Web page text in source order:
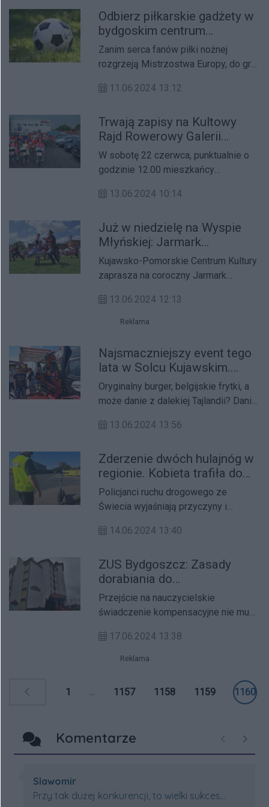
mundurowych oraz podmiotów
odpowiedzialnych za zapewnienie
bezpieczeństwa na terenie RP.
Odbierz piłkarskie gadżety w
bydgoskim centrum
handlowym
Zanim serca fanów piłki nożnej
rozgrzeją Mistrzostwa Europy, do gry
nasza reprezentacja rozpocznie
już teraz czekają na Was w CH Focus
prawdziwe, przedmeczowe atrakcje!
Odwiedźcie naszą galerię w dniach
14-15 czerwca i weźcie udział w
nagrodę za zrealizowane zakupy!
11.06.2024 13:12
Trwają zapisy na Kultowy
Rajd Rowerowy Galerii
Pomorskiej
W sobotę 22 czerwca, punktualnie o
godzinie 12.00 mieszkańcy
paletonie spod Galerii Pomorskiej, w
organizowany już po nas czternasty
przez galerię oraz Stowarzyszenie
Bydgoska Masa Krytyczna, co roku
gromadzi setki dużych i małych
wspólnym zamiłowaniem do
Na mecie czekać będzie rodzinny
wydarzenie będzie miało wymiar
charytatywny.
13.06.2024 10:14
Już w niedzielę na Wyspie
Młyńskiej: Jarmark
Świętojański. Będzie się
działo!
Kujawsko-Pomorskie Centrum Kultury
zaprasza na coroczny Jarmark
Bydgoszczy. Twórcy ludowi,
rękodzielnicy, artyści szukający
szacunku do natury, przybyli z Kujaw,
Kaszub, Pałuk, Krajny, ziemi
chełmińskiej i dobrzyńskiej oraz
najdalszych regionów Polski przez
ten jeden dzień będą gospodarzami
na naszej pięknej zielonej wyspie.
13.06.2024 12:13
Reklama
Najsmaczniejszy event tego
lata w Solcu Kujawskim.
Food trucki zaparkują przy
OSiR
Oryginalny burger, belgijskie frytki, a
może danie z dalekiej Tajlandii? Dania
pasjonatów kuchni znajdziecie na
Kujawskim. 14–16 czerwca to daty,
które powinni zapisać w swoich
kalendarzach wszyscy miłośnicy
dobrego jedzenia.
13.06.2024 13:56
Zderzenie dwóch hulajnóg w
regionie. Kobieta trafiła do
szpitala, mężczyzna był
nietrzeźwy
Policjanci ruchu drogowego ze
Świecia wyjaśniają przyczyny i
do jakiego doszło na terenie miasta.
hulajnogami elektrycznymi zderzyli
się podczas wymijania. Kobieta
została przewieziona do szpitala, a
mężczyzna, jak się okazało, był
14.06.2024 13:40
ZUS Bydgoszcz: Zasady
dorabiania do
nauczycielskiego
świadczenia
kompensacyjnego
Przejście na nauczycielskie
świadczenie kompensacyjne nie musi
zawodowej. Kadra pedagogiczna
może w dalszym ciągu pracować, ale
wypłacanego świadczenia.
17.06.2024 13:38
Reklama
1 1157 1158 1159 1160
Komentarze Poprzednie
Autor komentarza:
Slawomir
Treść komentarza:
Przy tak dużej konkurencji, to wielki sukces